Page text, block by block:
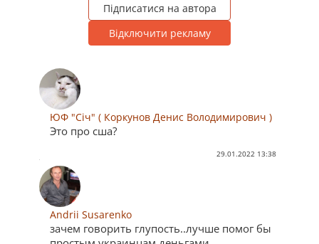
Підписатися на автора
Відключити рекламу
ЮФ "Січ" ( Коркунов Денис Володимирович )
Это про сша?
29.01.2022 13:38
Andrii Susarenko
зачем говорить глупость..лучше помог бы